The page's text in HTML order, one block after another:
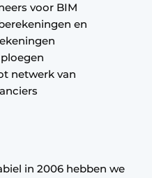
voor BIM
en
netwerk van
in 2006 hebben we